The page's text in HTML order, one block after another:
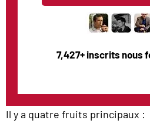
7,427+ inscrits nous
Il y a quatre fruits principaux :